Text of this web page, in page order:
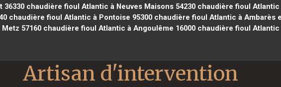
36330 chaudière fioul Atlantic à Neuves Maisons 54230 chaudière fioul Atlantic
chaudière fioul Atlantic à Pontoise 95300 chaudière fioul Atlantic à Ambarès
57160 chaudière fioul Atlantic à Angoulême 16000 chaudière fioul Atlantic
Artisan d'intervention